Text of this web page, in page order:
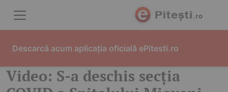
Video: S-a deschis secţia
Descarcă acum aplicația oficială ePitesti.ro